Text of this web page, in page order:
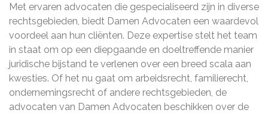
Met ervaren advocaten die gespecialiseerd zijn in diverse
rechtsgebieden, biedt Damen Advocaten een waardevol
voordeel aan hun cliënten. Deze expertise stelt het team
in staat om op een diepgaande en doeltreffende manier
juridische bijstand te verlenen over een breed scala aan
kwesties. Of het nu gaat om arbeidsrecht, familierecht,
ondernemingsrecht of andere rechtsgebieden, de
advocaten van Damen Advocaten beschikken over de